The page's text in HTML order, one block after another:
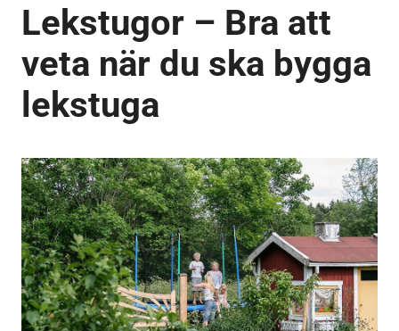
Lekstugor – Bra att
veta när du ska bygga
lekstuga